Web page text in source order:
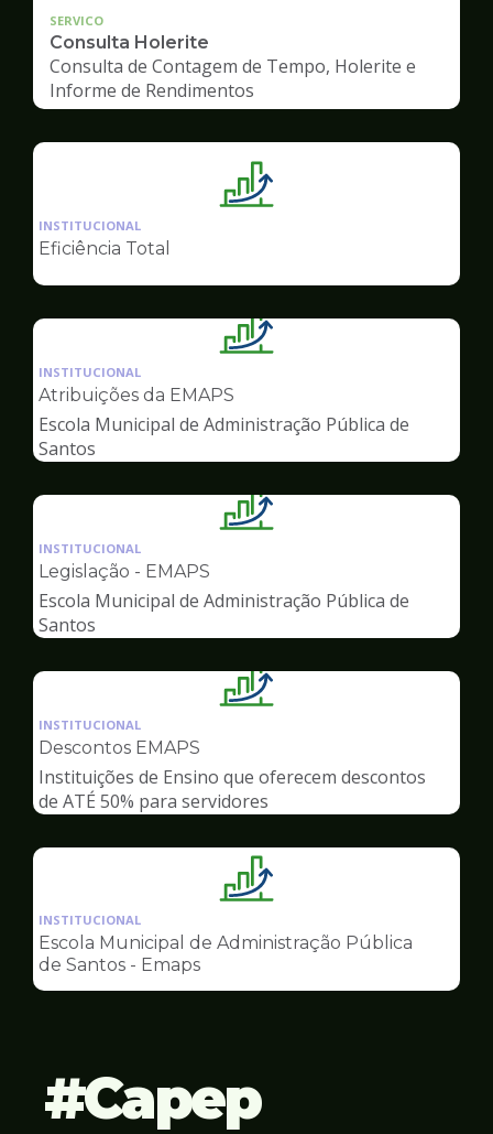
SERVICO
Consulta Holerite
Consulta de Contagem de Tempo, Holerite e
Informe de Rendimentos
Ilustração
Gestão
INSTITUCIONAL
Eficiência Total
Ilustração
de
Gestão
INSTITUCIONAL
Atribuições da EMAPS
Escola Municipal de Administração Pública de
Santos
Ilustração
de
Gestão
INSTITUCIONAL
Legislação - EMAPS
Escola Municipal de Administração Pública de
Santos
Ilustração
Gestão
INSTITUCIONAL
Descontos EMAPS
Instituições de Ensino que oferecem descontos
de ATÉ 50% para servidores
Ilustração
pagina
Gestão
INSTITUCIONAL
Escola Municipal de Administração Pública
de Santos - Emaps
Capep